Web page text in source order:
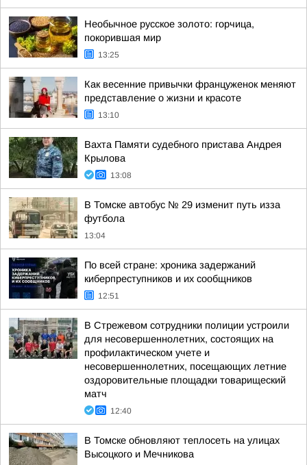
Необычное русское золото: горчица,
покорившая мир
13:25
Как весенние привычки француженок меняют
представление о жизни и красоте
13:10
Вахта Памяти судебного пристава Андрея
Крылова
13:08
В Томске автобус № 29 изменит путь изза
футбола
13:04
По всей стране: хроника задержаний
киберпреступников и их сообщников
12:51
В Стрежевом сотрудники полиции устроили
для несовершеннолетних, состоящих на
профилактическом учете и
несовершеннолетних, посещающих летние
оздоровительные площадки товарищеский
матч
12:40
В Томске обновляют теплосеть на улицах
Высоцкого и Мечникова